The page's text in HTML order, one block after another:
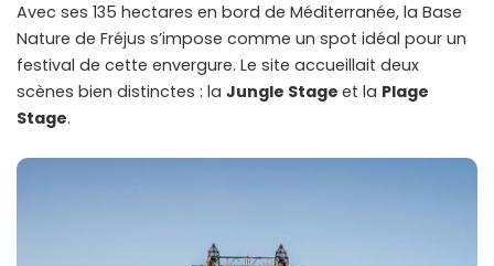
Avec ses 135 hectares en bord de Méditerranée, la Base
Nature de Fréjus s’impose comme un spot idéal pour un
festival de cette envergure. Le site accueillait deux
scènes bien distinctes : la Jungle Stage et la Plage
Stage.